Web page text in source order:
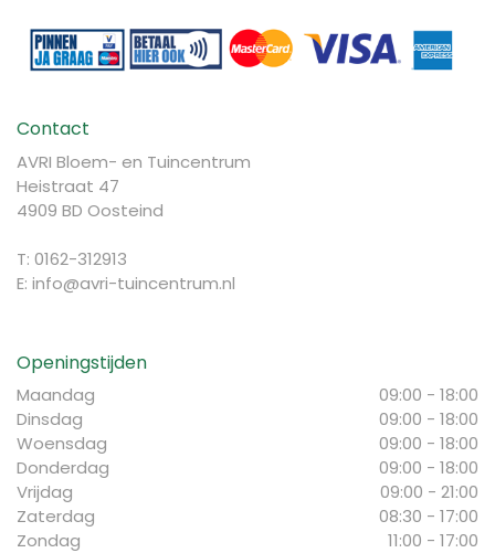
Contact
AVRI Bloem- en Tuincentrum
Heistraat 47
4909 BD Oosteind
T: 0162-312913
E: info@avri-tuincentrum.nl
Openingstijden
Maandag
09:00 - 18:00
Dinsdag
09:00 - 18:00
Woensdag
09:00 - 18:00
Donderdag
09:00 - 18:00
Vrijdag
09:00 - 21:00
Zaterdag
08:30 - 17:00
Zondag
11:00 - 17:00